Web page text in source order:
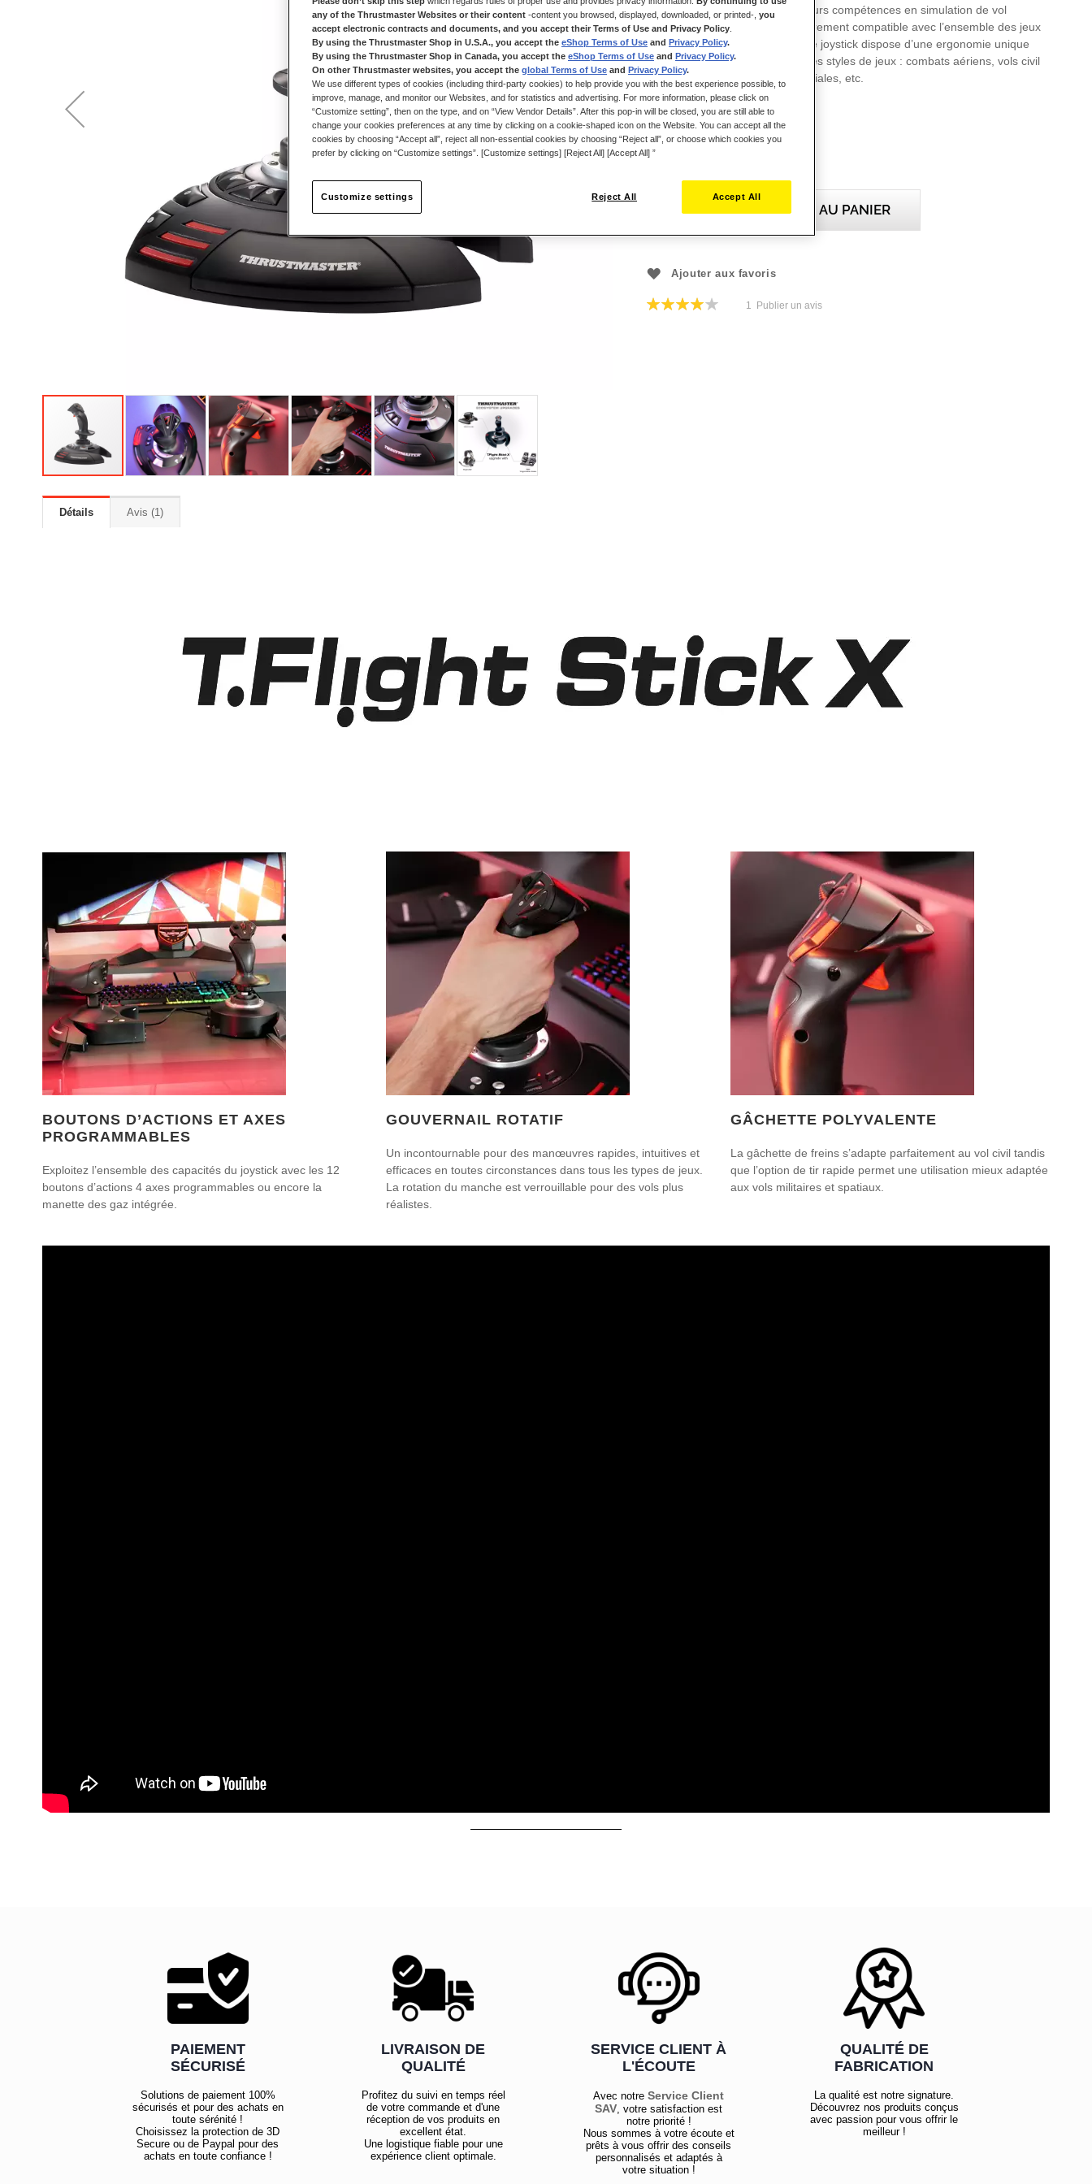
en herbe souhaitant renforcer leurs compétences en simulation de vol
virtuelle. « Plug & Play » et entièrement compatible avec l’ensemble des jeux
de simulation aérienne sur PC, le joystick dispose d’une ergonomie unique
permettant de s’adapter à tous les styles de jeux : combats aériens, vols civil
ou commerciaux, aventures spatiales, etc.
49,99 €
AJOUTER AU PANIER
Ajouter aux favoris
Évaluation:
1 Publier un avis
Détails
BOUTONS D’ACTIONS ET AXES
PROGRAMMABLES
Exploitez l’ensemble des capacités du joystick avec les 12
boutons d’actions 4 axes programmables ou encore la
manette des gaz intégrée.
GOUVERNAIL ROTATIF
Un incontournable pour des manœuvres rapides, intuitives et
efficaces en toutes circonstances dans tous les types de jeux.
La rotation du manche est verrouillable pour des vols plus
réalistes.
GÂCHETTE POLYVALENTE
La gâchette de freins s’adapte parfaitement au vol civil tandis
que l’option de tir rapide permet une utilisation mieux adaptée
aux vols militaires et spatiaux.
Avis 1
PAIEMENT
SÉCURISÉ
Solutions de paiement 100%
sécurisés et pour des achats en
toute sérénité !
Choisissez la protection de 3D
Secure ou de Paypal pour des
achats en toute confiance !
LIVRAISON DE
QUALITÉ
Profitez du suivi en temps réel
de votre commande et d'une
réception de vos produits en
excellent état.
Une logistique fiable pour une
expérience client optimale.
SERVICE CLIENT À
L'ÉCOUTE
Avec notreService Client
SAV , votre satisfaction est
notre priorité !
Nous sommes à votre écoute et
prêts à vous offrir des conseils
personnalisés et adaptés à
votre situation !
QUALITÉ DE
FABRICATION
La qualité est notre signature.
Découvrez nos produits conçus
avec passion pour vous offrir le
meilleur !
any of the Thrustmaster Websites or their content -content you browsed, displayed, downloaded, or printed-, you
accept electronic contracts and documents, and you accept their Terms of Use and Privacy Policy
By using the Thrustmaster Shop in U.S.A., you accept the eShop Terms of Use and Privacy Policy.
By using the Thrustmaster Shop in Canada, you accept the eShop Terms of Use and Privacy Policy.
On other Thrustmaster websites, you accept the global Terms of Use and Privacy Policy.
We use different types of cookies (including third-party cookies) to help provide you with the best experience possible, to
improve, manage, and monitor our Websites, and for statistics and advertising. For more information, please click on
“Customize setting”, then on the type, and on “View Vendor Details”. After this pop-in will be closed, you are still able to
change your cookies preferences at any time by clicking on a cookie-shaped icon on the Website. You can accept all the
cookies by choosing “Accept all”, reject all non-essential cookies by choosing “Reject all”, or choose which cookies you
prefer by clicking on “Customize settings”. [Customize settings] [Reject All] [Accept All] ”
Reject All Accept All
Customize settings